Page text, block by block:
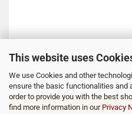
This website uses
We use Cookies and other
ensure the basic functionalities and
order to provide you with the best
find more information in our Privacy
ADD